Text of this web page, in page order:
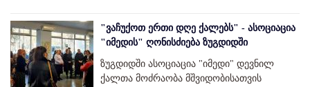
"ვაჩუქოთ ერთი დღე ქალებს" - ასოციაცია
"იმედის" ღონისძიება ზუგდიდში
ზუგდიდში ასოციაცია "იმედი" დევნილ
ქალთა მოძრაობა მშვიდობისათვის